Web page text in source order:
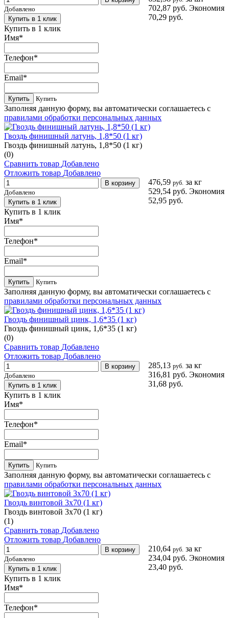
702,87 руб. Экономия
70,29 руб.
Добавлено
Купить в 1 клик
Купить в 1 клик
Имя*
Телефон*
Email*
Купить Купить
Заполняя данную форму, вы автоматически соглашаетесь с
правилами обработки персональных данных
Гвоздь финишный латунь, 1,8*50 (1 кг)
Гвоздь финишный латунь, 1,8*50 (1 кг)
(0)
Сравнить товар Добавлено
Отложить товар Добавлено
476,59 руб. за кг
529,54 руб. Экономия
52,95 руб.
В корзину
Добавлено
Купить в 1 клик
Купить в 1 клик
Имя*
Телефон*
Email*
Купить Купить
Заполняя данную форму, вы автоматически соглашаетесь с
правилами обработки персональных данных
Гвоздь финишный цинк, 1,6*35 (1 кг)
Гвоздь финишный цинк, 1,6*35 (1 кг)
(0)
Сравнить товар Добавлено
Отложить товар Добавлено
285,13 руб. за кг
316,81 руб. Экономия
31,68 руб.
В корзину
Добавлено
Купить в 1 клик
Купить в 1 клик
Имя*
Телефон*
Email*
Купить Купить
Заполняя данную форму, вы автоматически соглашаетесь с
правилами обработки персональных данных
Гвоздь винтовой 3х70 (1 кг)
Гвоздь винтовой 3х70 (1 кг)
(1)
Сравнить товар Добавлено
Отложить товар Добавлено
210,64 руб. за кг
234,04 руб. Экономия
23,40 руб.
В корзину
Добавлено
Купить в 1 клик
Купить в 1 клик
Имя*
Телефон*